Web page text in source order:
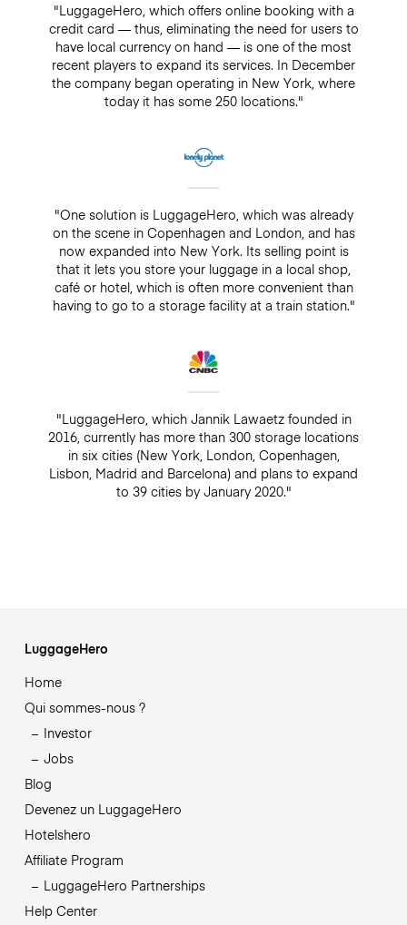
"LuggageHero, which offers online booking with a
credit card — thus, eliminating the need for users to
have local currency on hand — is one of the most
recent players to expand its services. In December
the company began operating in New York, where
today it has some 250 locations."
"One solution is LuggageHero, which was already
on the scene in Copenhagen and London, and has
now expanded into New York. Its selling point is
that it lets you store your luggage in a local shop,
café or hotel, which is often more convenient than
having to go to a storage facility at a train station."
"LuggageHero, which Jannik Lawaetz founded in
2016, currently has more than 300 storage locations
in six cities (New York, London, Copenhagen,
Lisbon, Madrid and Barcelona) and plans to expand
to 39 cities by January 2020."
LuggageHero
Home
Qui sommes-nous ?
Investor
Jobs
Blog
Devenez un LuggageHero
Hotelshero
Affiliate Program
LuggageHero Partnerships
Help Center